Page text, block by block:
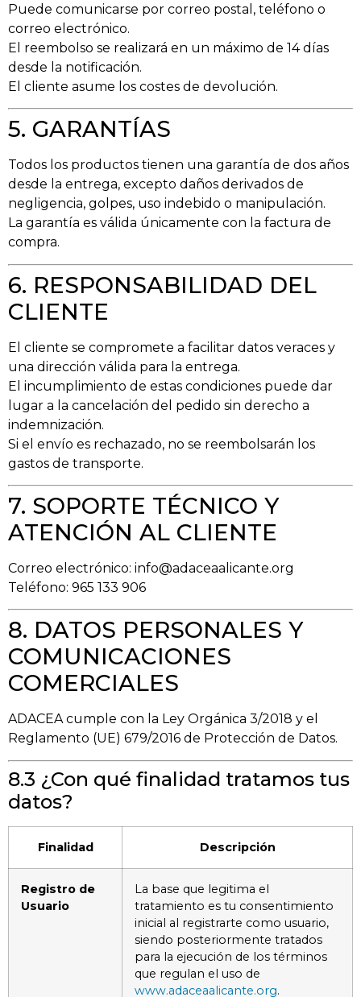
Puede comunicarse por correo postal, teléfono o
correo electrónico.
El reembolso se realizará en un máximo de 14 días
desde la notificación.
El cliente asume los costes de devolución.
5. GARANTÍAS
Todos los productos tienen una garantía de dos años
desde la entrega, excepto daños derivados de
negligencia, golpes, uso indebido o manipulación.
La garantía es válida únicamente con la factura de
compra.
6. RESPONSABILIDAD DEL
CLIENTE
El cliente se compromete a facilitar datos veraces y
una dirección válida para la entrega.
El incumplimiento de estas condiciones puede dar
lugar a la cancelación del pedido sin derecho a
indemnización.
Si el envío es rechazado, no se reembolsarán los
gastos de transporte.
7. SOPORTE TÉCNICO Y
ATENCIÓN AL CLIENTE
Correo electrónico: info@adaceaalicante.org
Teléfono: 965 133 906
8. DATOS PERSONALES Y
COMUNICACIONES
COMERCIALES
ADACEA cumple con la Ley Orgánica 3/2018 y el
Reglamento (UE) 679/2016 de Protección de Datos.
8.3 ¿Con qué finalidad tratamos tus
datos?
Finalidad Descripción
Registro de
Usuario
La base que legitima el
tratamiento es tu consentimiento
inicial al registrarte como usuario,
siendo posteriormente tratados
para la ejecución de los términos
que regulan el uso de
www.adaceaalicante.org.